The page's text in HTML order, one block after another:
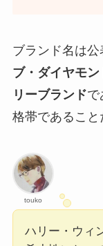
ブランド名は公
ブ・ダイヤモ
リーブランドで
格帯であること
touko
ハリー・ウィ